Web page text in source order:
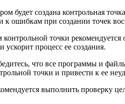
будет создана контрольная
к ошибкам при создании точек
контрольной точки
процесс ее создания.
что все программы и
точки и привести к ее
выполнить проверку